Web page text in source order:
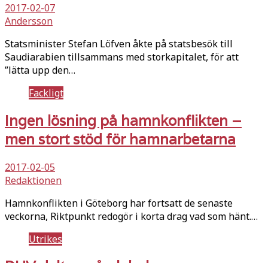
2017-02-07
Andersson
Statsminister Stefan Löfven åkte på statsbesök till
Saudiarabien tillsammans med storkapitalet, för att
”lätta upp den…
Fackligt
Ingen lösning på hamnkonflikten –
men stort stöd för hamnarbetarna
2017-02-05
Redaktionen
Hamnkonflikten i Göteborg har fortsatt de senaste
veckorna, Riktpunkt redogör i korta drag vad som hänt.…
Utrikes